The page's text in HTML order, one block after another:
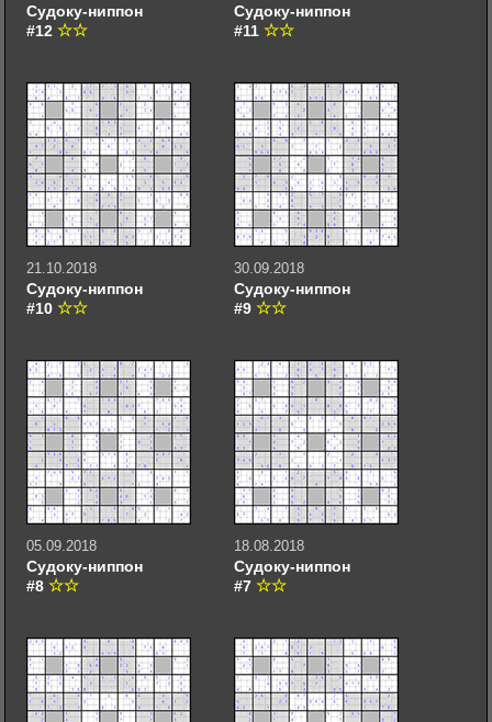
Судоку-ниппон
#12
Судоку-ниппон
#11
21.10.2018
Судоку-ниппон
#10
30.09.2018
Судоку-ниппон
#9
05.09.2018
Судоку-ниппон
#8
18.08.2018
Судоку-ниппон
#7